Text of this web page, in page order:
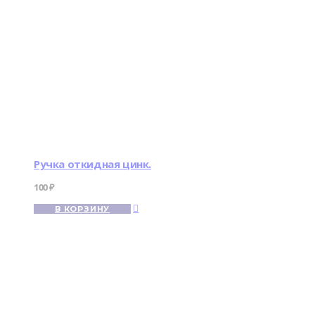
Ручка откидная цинк.
100₽
В КОРЗИНУ